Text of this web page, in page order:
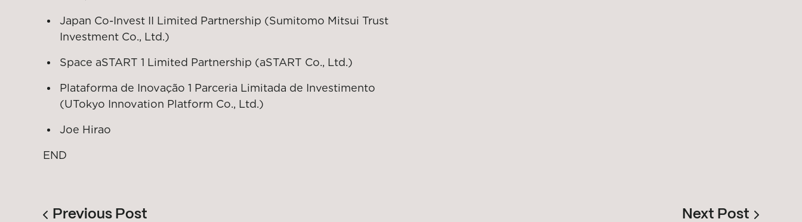
Japan Co-Invest II Limited Partnership (Sumitomo Mitsui Trust
Investment Co., Ltd.)
Space aSTART 1 Limited Partnership (aSTART Co., Ltd.)
Plataforma de Inovação 1 Parceria Limitada de Investimento
(UTokyo Innovation Platform Co., Ltd.)
Joe Hirao
END
Previous Post Next Post